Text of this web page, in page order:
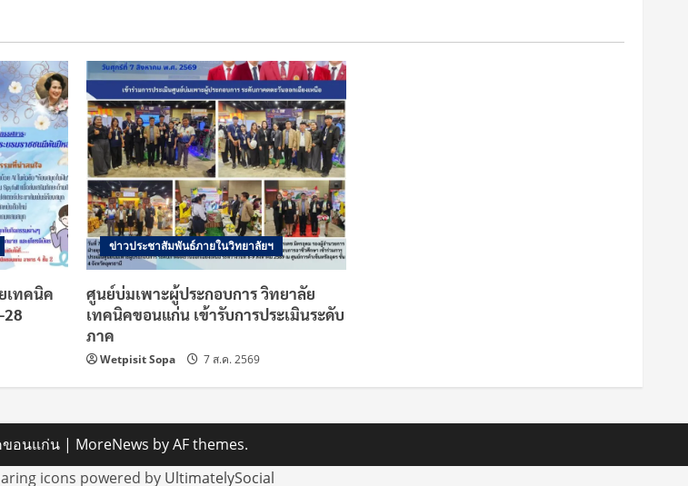
เทคนิค
ข่าวประชาสัมพันธ์ภายในวิทยาลัยฯ
ศูนย์บ่มเพาะผู้ประกอบการ วิทยาลัย
เทคนิคขอนแก่น เข้ารับการประเมินระดับ
ภาค
Wetpisit Sopa 7 ส.ค. 2569
ขอนแก่น | MoreNews by AF themes.
icons powered by UltimatelySocial